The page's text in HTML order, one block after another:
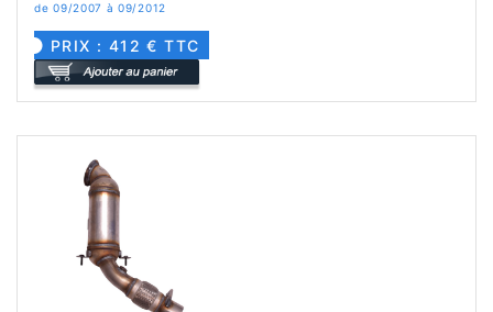
de 09/2007 à 09/2012
PRIX : 412 € TTC